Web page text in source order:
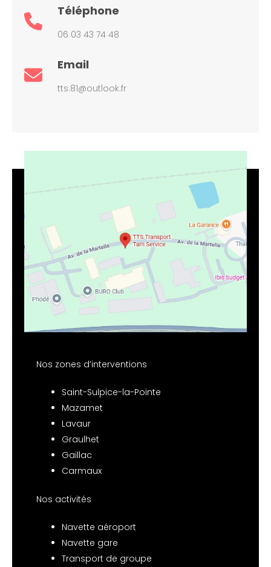
Téléphone
06 03 43 74 48
Email
tts.81@outlook.fr
Nos zones d’interventions
Saint-Sulpice-la-Pointe
Mazamet
Lavaur
Graulhet
Gaillac
Carmaux
Nos activités
Navette aéroport
Navette gare
Transport de groupe